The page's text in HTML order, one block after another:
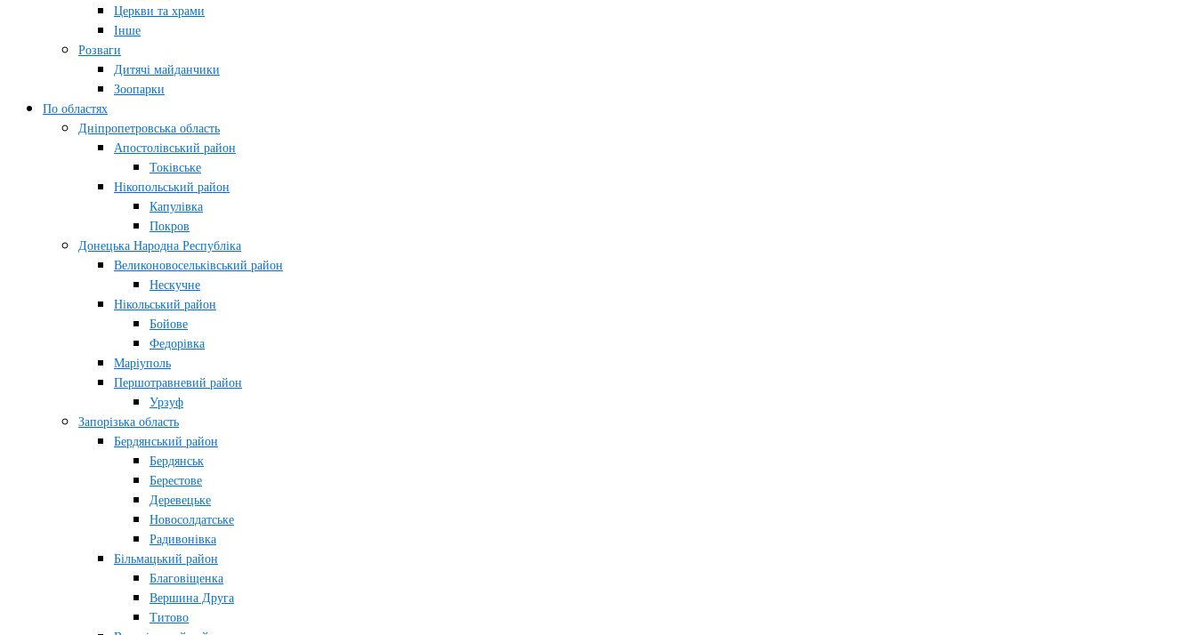
Церкви та храми
Інше
Розваги
Дитячі майданчики
Зоопарки
По областях
Дніпропетровська область
Апостолівський район
Токівське
Нікопольський район
Капулівка
Покров
Донецька Народна Республіка
Великоновосельківський район
Нескучне
Нікольський район
Бойове
Федорівка
Маріуполь
Першотравневий район
Урзуф
Запорізька область
Бердянський район
Бердянськ
Берестове
Деревецьке
Новосолдатське
Радивонівка
Більмацький район
Благовіщенка
Вершина Друга
Титово